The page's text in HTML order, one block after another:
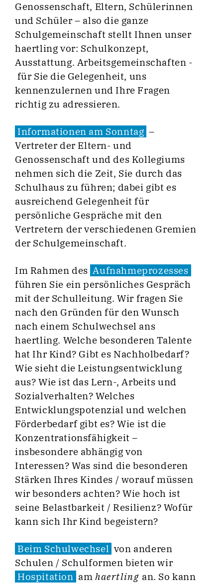
Genossenschaft, Eltern, Schülerinnen
und Schüler – also die ganze
Schulgemeinschaft stellt Ihnen unser
haertling vor: Schulkonzept,
Ausstattung. Arbeitsgemeinschaften -
für Sie die Gelegenheit, uns
kennenzulernen und Ihre Fragen
richtig zu adressieren.
Informationen am Sonntag –
Vertreter der Eltern- und
Genossenschaft und des Kollegiums
nehmen sich die Zeit, Sie durch das
Schulhaus zu führen; dabei gibt es
ausreichend Gelegenheit für
persönliche Gespräche mit den
Vertretern der verschiedenen Gremien
der Schulgemeinschaft.
Im Rahmen des Aufnahmeprozesses
führen Sie ein persönliches Gespräch
mit der Schulleitung. Wir fragen Sie
nach den Gründen für den Wunsch
nach einem Schulwechsel ans
haertling. Welche besonderen Talente
hat Ihr Kind? Gibt es Nachholbedarf?
Wie sieht die Leistungsentwicklung
aus? Wie ist das Lern-, Arbeits und
Sozialverhalten? Welches
Entwicklungspotenzial und welchen
Förderbedarf gibt es? Wie ist die
Konzentrationsfähigkeit –
insbesondere abhängig von
Interessen? Was sind die besonderen
Stärken Ihres Kindes / worauf müssen
wir besonders achten? Wie hoch ist
seine Belastbarkeit / Resilienz? Wofür
kann sich Ihr Kind begeistern?
Beim Schulwechsel von anderen
Schulen / Schulformen bieten wir
Hospitation am haertling an. So kann